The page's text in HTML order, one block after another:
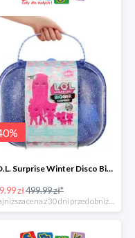
%
L.O.L. Surprise Winter Disco Bigger Surprise Zestaw laleczek w walizce -40%
zł499.99 zł*